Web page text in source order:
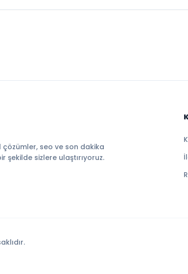
seo ve son dakika
şekilde sizlere ulaştırıyoruz.